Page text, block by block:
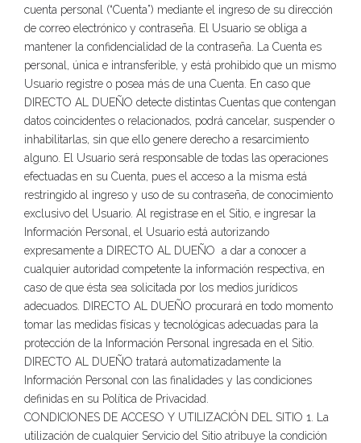
cuenta personal (“Cuenta”) mediante el ingreso de su dirección
de correo electrónico y contraseña. El Usuario se obliga a
mantener la confidencialidad de la contraseña. La Cuenta es
personal, única e intransferible, y está prohibido que un mismo
Usuario registre o posea más de una Cuenta. En caso que
DIRECTO AL DUEÑO detecte distintas Cuentas que contengan
datos coincidentes o relacionados, podrá cancelar, suspender o
inhabilitarlas, sin que ello genere derecho a resarcimiento
alguno. El Usuario será responsable de todas las operaciones
efectuadas en su Cuenta, pues el acceso a la misma está
restringido al ingreso y uso de su contraseña, de conocimiento
exclusivo del Usuario. Al registrase en el Sitio, e ingresar la
Información Personal, el Usuario está autorizando
expresamente a DIRECTO AL DUEÑO a dar a conocer a
cualquier autoridad competente la información respectiva, en
caso de que ésta sea solicitada por los medios jurídicos
adecuados. DIRECTO AL DUEÑO procurará en todo momento
tomar las medidas físicas y tecnológicas adecuadas para la
protección de la Información Personal ingresada en el Sitio.
DIRECTO AL DUEÑO tratará automatizadamente la
Información Personal con las finalidades y las condiciones
definidas en su Política de Privacidad.
CONDICIONES DE ACCESO Y UTILIZACIÓN DEL SITIO 1. La
utilización de cualquier Servicio del Sitio atribuye la condición